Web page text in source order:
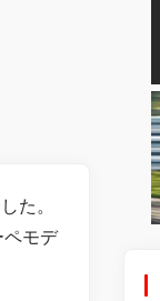
た。
ペモデ